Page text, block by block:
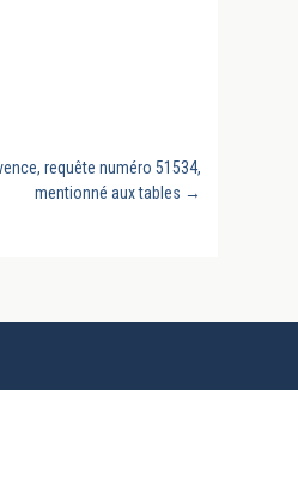
requête numéro 51534,
mentionné aux tables →